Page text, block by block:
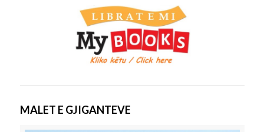
MALET E GJIGANTEVE